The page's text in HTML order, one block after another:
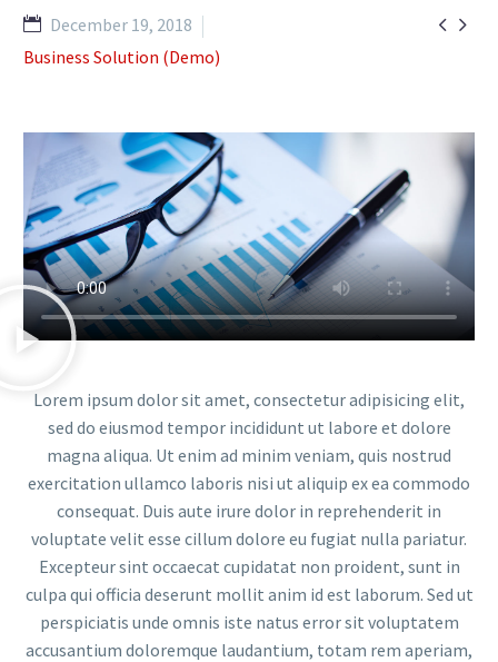
 
December 19, 2018
Business Solution (Demo)
Lorem ipsum dolor sit amet, consectetur adipisicing elit,
sed do eiusmod tempor incididunt ut labore et dolore
magna aliqua. Ut enim ad minim veniam, quis nostrud
exercitation ullamco laboris nisi ut aliquip ex ea commodo
consequat. Duis aute irure dolor in reprehenderit in
voluptate velit esse cillum dolore eu fugiat nulla pariatur.
Excepteur sint occaecat cupidatat non proident, sunt in
culpa qui officia deserunt mollit anim id est laborum. Sed ut
perspiciatis unde omnis iste natus error sit voluptatem
accusantium doloremque laudantium, totam rem aperiam,